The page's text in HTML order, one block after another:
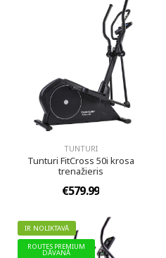
TUNTURI
Tunturi FitCross 50i krosa
trenažieris
€579.99
IR NOLIKTAVĀ
ROUTES PREMIUM
DĀVANĀ